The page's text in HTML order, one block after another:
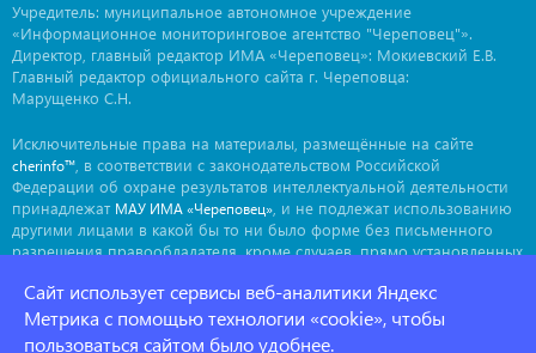
Учредитель: муниципальное автономное учреждение
«Информационное мониторинговое агентство "Череповец"».
Директор, главный редактор ИМА «Череповец»: Мокиевский Е.В.
Главный редактор официального сайта г. Череповца:
Марущенко С.Н.
Исключительные права на материалы, размещённые на сайте
cherinfo™ , в соответствии с законодательством Российской
Федерации об охране результатов интеллектуальной деятельности
принадлежат МАУ ИМА «Череповец» , и не подлежат использованию
другими лицами в какой бы то ни было форме без письменного
разрешения правообладателя, кроме случаев, прямо установленных
ima@cherinfo.ru. Мнение авторов может не совпадать с мнением
редакции.
Сайт использует сервисы веб-аналитики Яндекс
Метрика с помощью технологии «cookie», чтобы
пользоваться сайтом было удобнее.